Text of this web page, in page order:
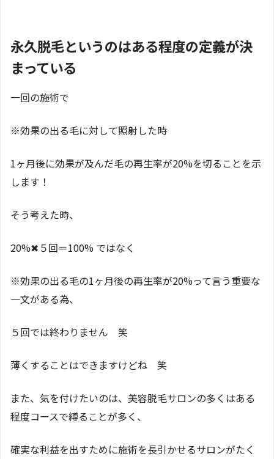
永久脱毛というのはある程度の定義が決
まっている
一回の施術で
※効果の出る毛に対して照射した時
1ヶ月後に効果が及んだ毛の再生率が20%を切ることを示
します！
そう考えた時、
20%✖︎５回＝100% ではなく
※効果の出る毛の1ヶ月後の再生率が20%って言う重要な
一文がある為、
５回では終わりません 笑
薄くすることはできますけどね 笑
また、気を付けたいのは、美容脱毛サロンの多くはある
程度コースで縛ることが多く、
確実な利益を出すために施術を長引かせるサロンがたく